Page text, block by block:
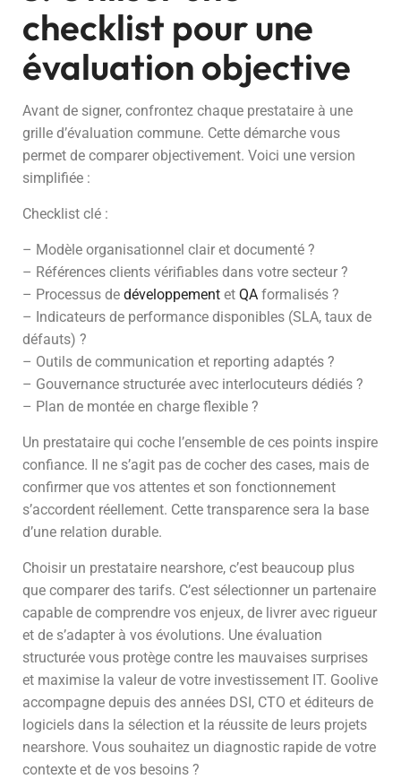
checklist pour une
évaluation objective
Avant de signer, confrontez chaque prestataire à une
grille d’évaluation commune. Cette démarche vous
permet de comparer objectivement. Voici une version
simplifiée :
Checklist clé :
– Modèle organisationnel clair et documenté ?
– Références clients vérifiables dans votre secteur ?
– Processus de développement et QA formalisés ?
– Indicateurs de performance disponibles (SLA, taux de
défauts) ?
– Outils de communication et reporting adaptés ?
– Gouvernance structurée avec interlocuteurs dédiés ?
– Plan de montée en charge flexible ?
Un prestataire qui coche l’ensemble de ces points inspire
confiance. Il ne s’agit pas de cocher des cases, mais de
confirmer que vos attentes et son fonctionnement
s’accordent réellement. Cette transparence sera la base
d’une relation durable.
Choisir un prestataire nearshore, c’est beaucoup plus
que comparer des tarifs. C’est sélectionner un partenaire
capable de comprendre vos enjeux, de livrer avec rigueur
et de s’adapter à vos évolutions. Une évaluation
structurée vous protège contre les mauvaises surprises
et maximise la valeur de votre investissement IT. Goolive
accompagne depuis des années DSI, CTO et éditeurs de
logiciels dans la sélection et la réussite de leurs projets
nearshore. Vous souhaitez un diagnostic rapide de votre
contexte et de vos besoins ?